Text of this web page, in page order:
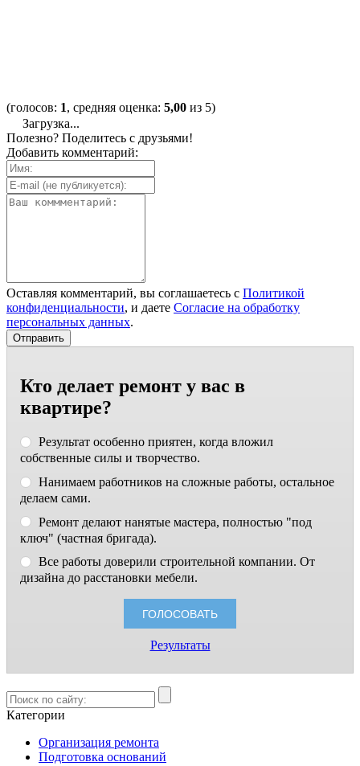
(голосов: 1, средняя оценка: 5,00 из 5)
Загрузка...
Полезно? Поделитесь с друзьями!
Добавить комментарий:
Оставляя комментарий, вы соглашаетесь с Политикой
конфиденциальности, и даете Согласие на обработку
персональных данных.
Кто делает ремонт у вас в
квартире?
Результат особенно приятен, когда вложил
собственные силы и творчество.
Нанимаем работников на сложные работы, остальное
делаем сами.
Ремонт делают нанятые мастера, полностью "под
ключ" (частная бригада).
Все работы доверили строительной компании. От
дизайна до расстановки мебели.
Результаты
Категории
Организация ремонта
Подготовка оснований